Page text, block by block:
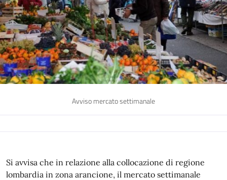
Avviso mercato settimanale
Si avvisa che in relazione alla collocazione di regione
lombardia in zona arancione, il mercato settimanale